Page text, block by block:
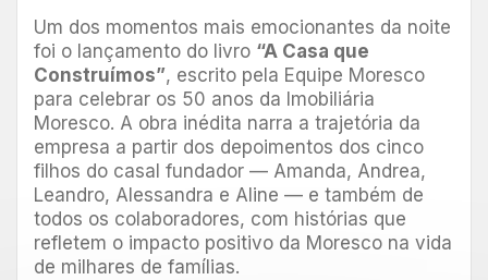
Um dos momentos mais emocionantes da noite
foi o lançamento do livro “A Casa que
Construímos”, escrito pela Equipe Moresco
para celebrar os 50 anos da Imobiliária
Moresco. A obra inédita narra a trajetória da
empresa a partir dos depoimentos dos cinco
filhos do casal fundador — Amanda, Andrea,
Leandro, Alessandra e Aline — e também de
todos os colaboradores, com histórias que
refletem o impacto positivo da Moresco na vida
de milhares de famílias.